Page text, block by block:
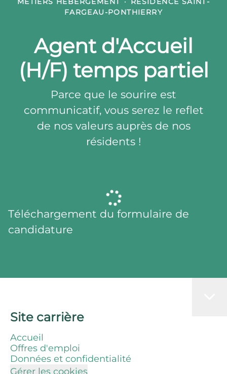
FARGEAU-PONTHIERRY
Agent d'Accueil
(H/F) temps partiel
Parce que le sourire est
communicatif, vous serez le reflet
de nos valeurs auprès de nos
résidents !
Téléchargement du formulaire de
candidature
Site carrière
Accueil
Offres d'emploi
Données et confidentialité
Gérer les cookies